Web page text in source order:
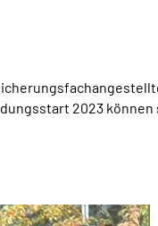
2023 können